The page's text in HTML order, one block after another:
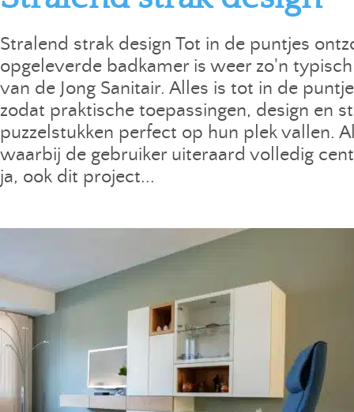
Stralend strak design Tot in de puntjes
opgeleverde badkamer is weer zo'n
van de Jong Sanitair. Alles is tot in de
zodat praktische toepassingen, design en
puzzelstukken perfect op hun plek vallen.
waarbij de gebruiker uiteraard volledig
ja, ook dit project...